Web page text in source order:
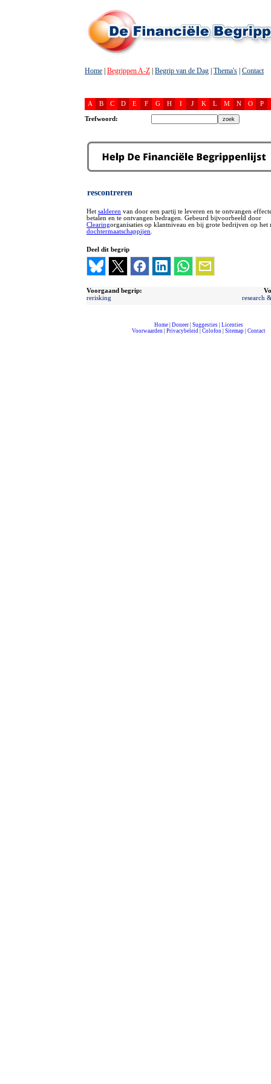
Home Begrippen A-Z Begrip van de Dag Thema's Contact
A B C D E F G H I J K L M N O P
Trefwoord:
rescontreren
Het salderen van door een partij te leveren en te ontvangen
betalen en te ontvangen bedragen. Gebeurd bijvoorbeeld door
Clearingorganisaties op klantniveau en bij grote bedrijven op het
dochtermaatschappijen
Deel dit begrip
Voorgaand begrip:
rerisking
research
Home| Doneer| Suggesties| Licenties
Voorwaarden| Privacybeleid| Colofon| Sitemap| Contact